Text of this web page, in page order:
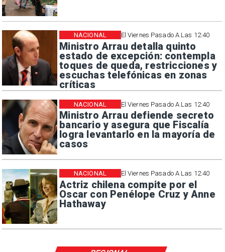
El Viernes Pasado A Las 12:40
Ministro Arrau detalla quinto
estado de excepción: contempla
toques de queda, restricciones y
escuchas telefónicas en zonas
críticas
NACIONAL
El Viernes Pasado A Las 12:40
Ministro Arrau defiende secreto
bancario y asegura que Fiscalía
logra levantarlo en la mayoría de
casos
NACIONAL
El Viernes Pasado A Las 12:40
Actriz chilena compite por el
Oscar con Penélope Cruz y Anne
Hathaway
NACIONAL